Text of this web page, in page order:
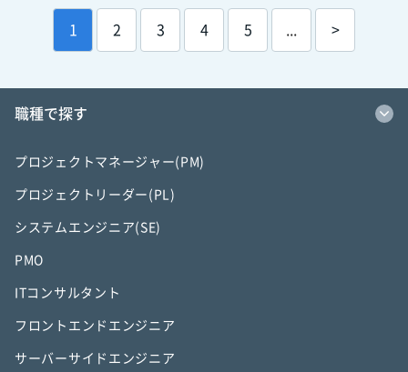
1 2 3 4 5 >
職種で探す
プロジェクトマネージャー(PM)
プロジェクトリーダー(PL)
システムエンジニア(SE)
PMO
ITコンサルタント
フロントエンドエンジニア
サーバーサイドエンジニア